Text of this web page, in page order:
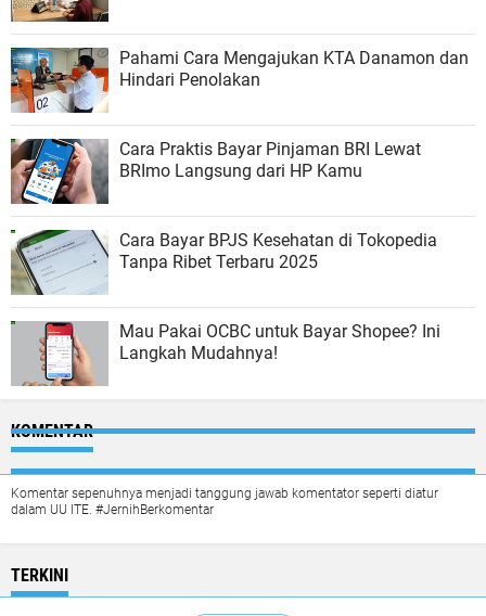
Pahami Cara Mengajukan KTA Danamon dan
Hindari Penolakan
Cara Praktis Bayar Pinjaman BRI Lewat
BRImo Langsung dari HP Kamu
Cara Bayar BPJS Kesehatan di Tokopedia
Tanpa Ribet Terbaru 2025
Mau Pakai OCBC untuk Bayar Shopee? Ini
Langkah Mudahnya!
KOMENTAR
Komentar sepenuhnya menjadi tanggung jawab komentator seperti diatur
dalam UU ITE. #JernihBerkomentar
TERKINI